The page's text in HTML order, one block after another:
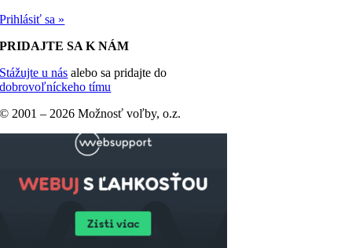
Prihlásiť sa »
PRIDAJTE SA K NÁM
Stážujte u nás alebo sa pridajte do
dobrovoľníckeho tímu
© 2001 – 2026 Možnosť voľby, o.z.